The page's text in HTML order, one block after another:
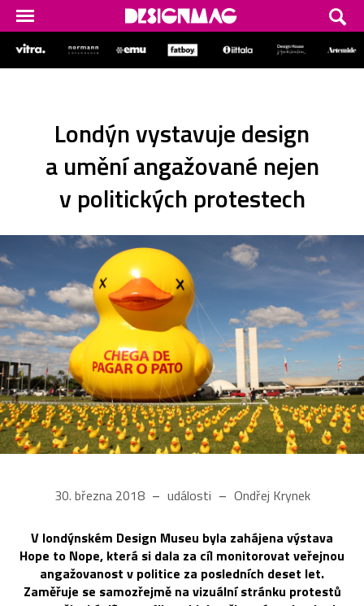
Londýn vystavuje design
a umění angažované nejen
v politických protestech
30. března 2018 události Ondřej Krynek
V londýnském Design Museu byla zahájena výstava
Hope to Nope, která si dala za cíl monitorovat veřejnou
angažovanost v politice za posledních deset let.
Zaměřuje se samozřejmě na vizuální stránku protestů